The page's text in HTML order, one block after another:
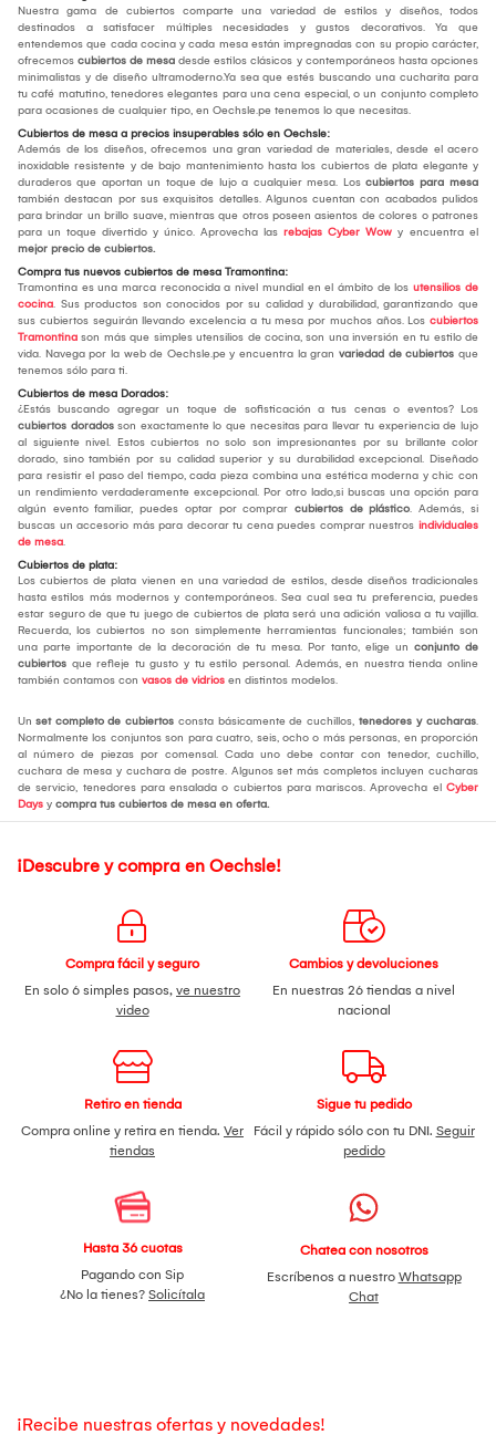
Nuestra gama de cubiertos comparte una variedad de estilos y diseños, todos
destinados a satisfacer múltiples necesidades y gustos decorativos. Ya que
entendemos que cada cocina y cada mesa están impregnadas con su propio carácter,
ofrecemos cubiertos de mesa desde estilos clásicos y contemporáneos hasta opciones
minimalistas y de diseño ultramoderno.Ya sea que estés buscando una cucharita para
tu café matutino, tenedores elegantes para una cena especial, o un conjunto completo
para ocasiones de cualquier tipo, en Oechsle.pe tenemos lo que necesitas.
Cubiertos de mesa a precios insuperables sólo en Oechsle:
Además de los diseños, ofrecemos una gran variedad de materiales, desde el acero
inoxidable resistente y de bajo mantenimiento hasta los cubiertos de plata elegante y
duraderos que aportan un toque de lujo a cualquier mesa. Los cubiertos para mesa
también destacan por sus exquisitos detalles. Algunos cuentan con acabados pulidos
para brindar un brillo suave, mientras que otros poseen asientos de colores o patrones
para un toque divertido y único. Aprovecha las rebajas Cyber Wow y encuentra el
mejor precio de cubiertos.
Compra tus nuevos cubiertos de mesa Tramontina:
Tramontina es una marca reconocida a nivel mundial en el ámbito de los utensilios de
cocina. Sus productos son conocidos por su calidad y durabilidad, garantizando que
sus cubiertos seguirán llevando excelencia a tu mesa por muchos años. Los cubiertos
Tramontina son más que simples utensilios de cocina, son una inversión en tu estilo de
vida. Navega por la web de Oechsle.pe y encuentra la gran variedad de cubiertos que
tenemos sólo para ti.
Cubiertos de mesa Dorados:
¿Estás buscando agregar un toque de sofisticación a tus cenas o eventos? Los
cubiertos dorados son exactamente lo que necesitas para llevar tu experiencia de lujo
al siguiente nivel. Estos cubiertos no solo son impresionantes por su brillante color
dorado, sino también por su calidad superior y su durabilidad excepcional. Diseñado
para resistir el paso del tiempo, cada pieza combina una estética moderna y chic con
un rendimiento verdaderamente excepcional. Por otro lado,si buscas una opción para
algún evento familiar, puedes optar por comprar cubiertos de plástico. Además, si
buscas un accesorio más para decorar tu cena puedes comprar nuestros individuales
de mesa.
Cubiertos de plata:
Los cubiertos de plata vienen en una variedad de estilos, desde diseños tradicionales
hasta estilos más modernos y contemporáneos. Sea cual sea tu preferencia, puedes
estar seguro de que tu juego de cubiertos de plata será una adición valiosa a tu vajilla.
Recuerda, los cubiertos no son simplemente herramientas funcionales; también son
una parte importante de la decoración de tu mesa. Por tanto, elige un conjunto de
cubiertos que refleje tu gusto y tu estilo personal. Además, en nuestra tienda online
también contamos con vasos de vidrios en distintos modelos.
Un set completo de cubiertos consta básicamente de cuchillos, tenedores y cucharas.
Normalmente los conjuntos son para cuatro, seis, ocho o más personas, en proporción
al número de piezas por comensal. Cada uno debe contar con tenedor, cuchillo,
cuchara de mesa y cuchara de postre. Algunos set más completos incluyen cucharas
de servicio, tenedores para ensalada o cubiertos para mariscos. Aprovecha el Cyber
Days y compra tus cubiertos de mesa en oferta.
¡Descubre y compra en Oechsle!
Compra fácil y seguro
En solo 6 simples pasos, ve nuestro
video
Cambios y devoluciones
En nuestras 26 tiendas a nivel
nacional
Retiro en tienda
Compra online y retira en tienda. Ver
tiendas
Sigue tu pedido
Fácil y rápido sólo con tu DNI. Seguir
pedido
Hasta 36 cuotas
Pagando con Sip
¿No la tienes? Solicítala
Chatea con nosotros
Escríbenos a nuestro Whatsapp
Chat
¡Recibe nuestras ofertas y novedades!